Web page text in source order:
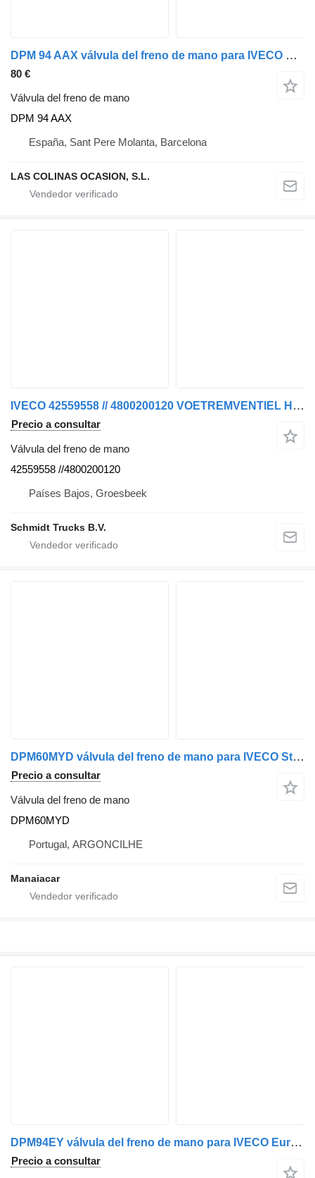
DPM 94 AAX válvula del freno de mano para IVECO EuroCargo camión
80 €
Válvula del freno de mano
DPM 94 AAX
España, Sant Pere Molanta, Barcelona
LAS COLINAS OCASION, S.L.
IVECO 42559558 // 4800200120 VOETREMVENTIEL HI WAY EURO 6 válvula del freno de mano para camión
Precio a consultar
Válvula del freno de mano
42559558 //4800200120
Países Bajos, Groesbeek
Schmidt Trucks B.V.
DPM60MYD válvula del freno de mano para IVECO Stralis | 12 camión
Precio a consultar
Válvula del freno de mano
DPM60MYD
Portugal, ARGONCILHE
Manaiacar
DPM94EY válvula del freno de mano para IVECO EuroCargo I-III | 91 - 15 camión
Precio a consultar